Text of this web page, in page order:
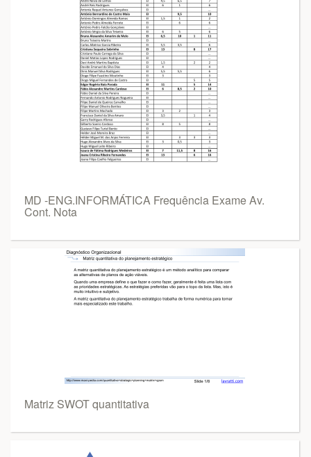
MD -ENG.INFORMÁTICA Frequência Exame Av.
Cont. Nota
Matriz SWOT quantitativa